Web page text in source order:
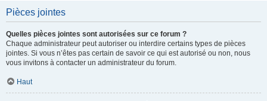
Pièces jointes
Quelles pièces jointes sont autorisées sur ce forum ?
Chaque administrateur peut autoriser ou interdire certains types de pièces
jointes. Si vous n’êtes pas certain de savoir ce qui est autorisé ou non, nous
vous invitons à contacter un administrateur du forum.
Haut